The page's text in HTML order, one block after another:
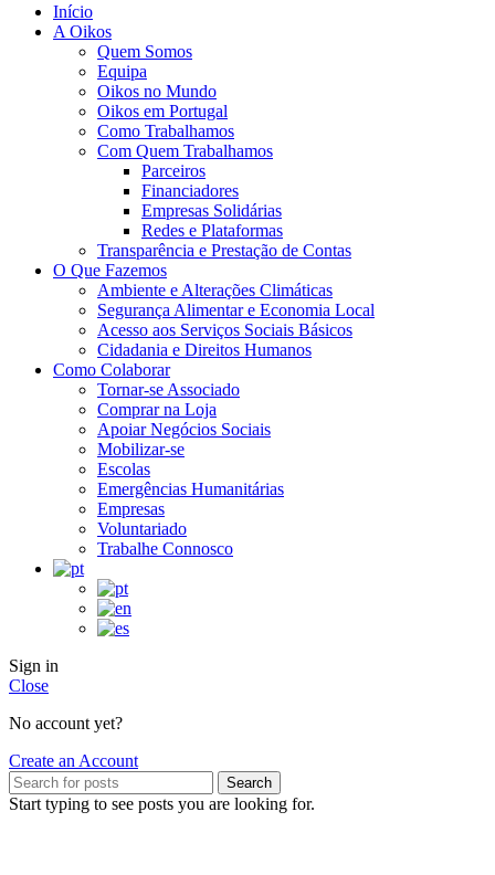
Início
A Oikos
Quem Somos
Equipa
Oikos no Mundo
Oikos em Portugal
Como Trabalhamos
Com Quem Trabalhamos
Parceiros
Financiadores
Empresas Solidárias
Redes e Plataformas
Transparência e Prestação de Contas
O Que Fazemos
Ambiente e Alterações Climáticas
Segurança Alimentar e Economia Local
Acesso aos Serviços Sociais Básicos
Cidadania e Direitos Humanos
Como Colaborar
Tornar-se Associado
Comprar na Loja
Apoiar Negócios Sociais
Mobilizar-se
Escolas
Emergências Humanitárias
Empresas
Voluntariado
Trabalhe Connosco
Sign in
Close
No account yet?
Create an Account
Search
Start typing to see posts you are looking for.